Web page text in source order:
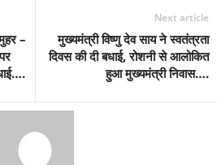
–
Next article
मुख्यमंत्री विष्णु देव साय ने स्वतंत्रता
दिवस की दी बधाई, रोशनी से आलोकित
हुआ मुख्यमंत्री निवास….